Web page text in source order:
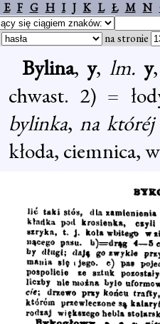
E F G H I J K L Ł M N
na stronie
Bylina,y, lm.y,
chwast. 2) =
bylinka, na
kłoda, ciemnica,